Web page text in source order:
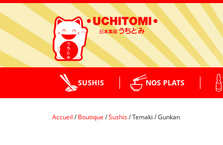
SUSHIS
MAKI
NOS PLATS
PLATS CHAUDS
Accueil /Boutique /Sushis/Temaki / Gunkan